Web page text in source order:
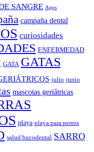
SANGRE Apps
campaña dental
curiosidades
ENFERMEDAD
GATA GATAS
julio junio
mascotas geriátricas
playa playa para perros
salud bucodental SARRO